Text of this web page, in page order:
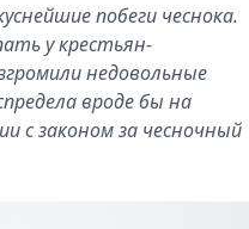
побеги чеснока.
у крестьян-
недовольные
вроде бы на
с законом за чесночный